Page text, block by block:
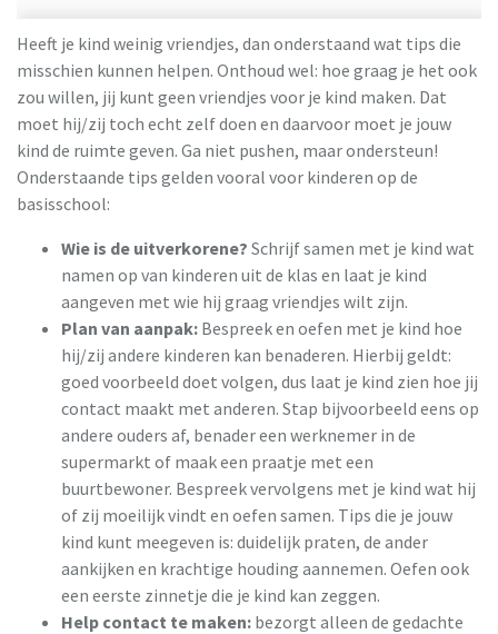
Heeft je kind weinig vriendjes, dan onderstaand wat tips die
misschien kunnen helpen. Onthoud wel: hoe graag je het ook
zou willen, jij kunt geen vriendjes voor je kind maken. Dat
moet hij/zij toch echt zelf doen en daarvoor moet je jouw
kind de ruimte geven. Ga niet pushen, maar ondersteun!
Onderstaande tips gelden vooral voor kinderen op de
basisschool:
Wie is de uitverkorene? Schrijf samen met je kind wat
namen op van kinderen uit de klas en laat je kind
aangeven met wie hij graag vriendjes wilt zijn.
Plan van aanpak: Bespreek en oefen met je kind hoe
hij/zij andere kinderen kan benaderen. Hierbij geldt:
goed voorbeeld doet volgen, dus laat je kind zien hoe jij
contact maakt met anderen. Stap bijvoorbeeld eens op
andere ouders af, benader een werknemer in de
supermarkt of maak een praatje met een
buurtbewoner. Bespreek vervolgens met je kind wat hij
of zij moeilijk vindt en oefen samen. Tips die je jouw
kind kunt meegeven is: duidelijk praten, de ander
aankijken en krachtige houding aannemen. Oefen ook
een eerste zinnetje die je kind kan zeggen.
Help contact te maken: bezorgt alleen de gedachte